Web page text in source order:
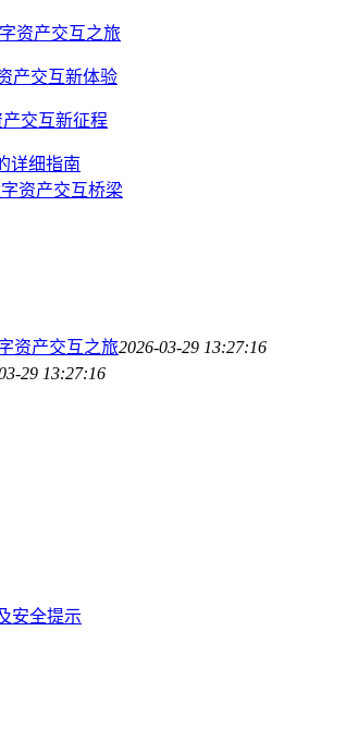
资产交互之旅
产交互新体验
交互新征程
详细指南
资产交互桥梁
资产交互之旅2026-03-29 13:27:16
29 13:27:16
安全提示